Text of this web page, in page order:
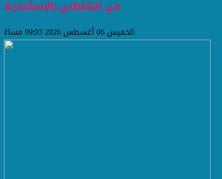
في الشاطبي بالإسكندرية
الخميس 06 أغسطس 2026 09:03 مساءً